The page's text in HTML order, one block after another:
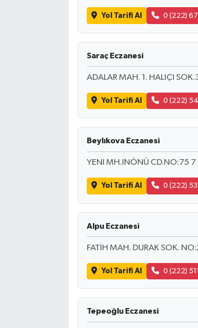
Yol Tarifi Al 0 (222)
Saraç Eczanesi
ADALAR MAH. 1. HALIÇI
Yol Tarifi Al 0 (222)
Beylıkova Eczanesi
YENI MH.INÖNÜ CD.NO:75 7
Yol Tarifi Al 0 (222)
Alpu Eczanesi
FATİH MAH. DURAK SOK.
Yol Tarifi Al 0 (222)
Tepeoğlu Eczanesi